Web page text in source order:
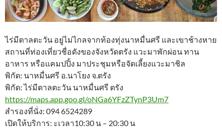
ไร่มีตาลตะวัน อยู่ไม่ไกลจากท้องทุ่งนาหมื่นศรี และเขาช้างหาย
สถานที่ท่องเที่ยวชื่อดังของจังหวัดตรัง แวะมาพักผ่อน ทาน
อาหาร หรือแคมปปิ้ง มาประชุมหรือจัดเลี้ยงแวะมาชิล
พิกัด: นาหมื่นศรี อ.นาโยง จ.ตรัง
​พิกัด: ไร่มีตาลตะวัน นาหมื่นศรี ตรัง
https://maps.app.goo.gl/oNGa6YFzZTynP3Um7
สำรองที่นั่ง: 094 6524289
เปิดให้บริการ: ะเวลา10:30 น – 20:30 น